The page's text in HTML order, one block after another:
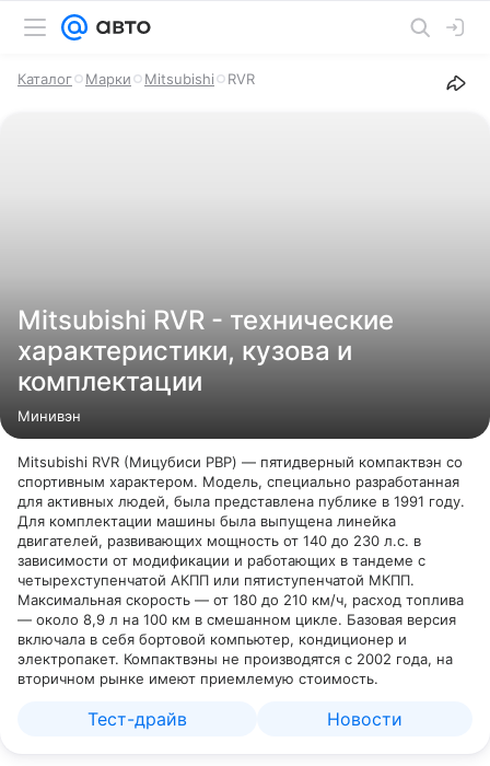
Каталог Марки Mitsubishi RVR
Mitsubishi RVR - технические
характеристики, кузова и
комплектации
Минивэн
Mitsubishi RVR (Мицубиси РВР) — пятидверный компактвэн со
спортивным характером. Модель, специально разработанная
для активных людей, была представлена публике в 1991 году.
Для комплектации машины была выпущена линейка
двигателей, развивающих мощность от 140 до 230 л.с. в
зависимости от модификации и работающих в тандеме с
четырехступенчатой АКПП или пятиступенчатой МКПП.
Максимальная скорость — от 180 до 210 км/ч, расход топлива
— около 8,9 л на 100 км в смешанном цикле. Базовая версия
включала в себя бортовой компьютер, кондиционер и
электропакет. Компактвэны не производятся с 2002 года, на
вторичном рынке имеют приемлемую стоимость.
Тест-драйв Новости